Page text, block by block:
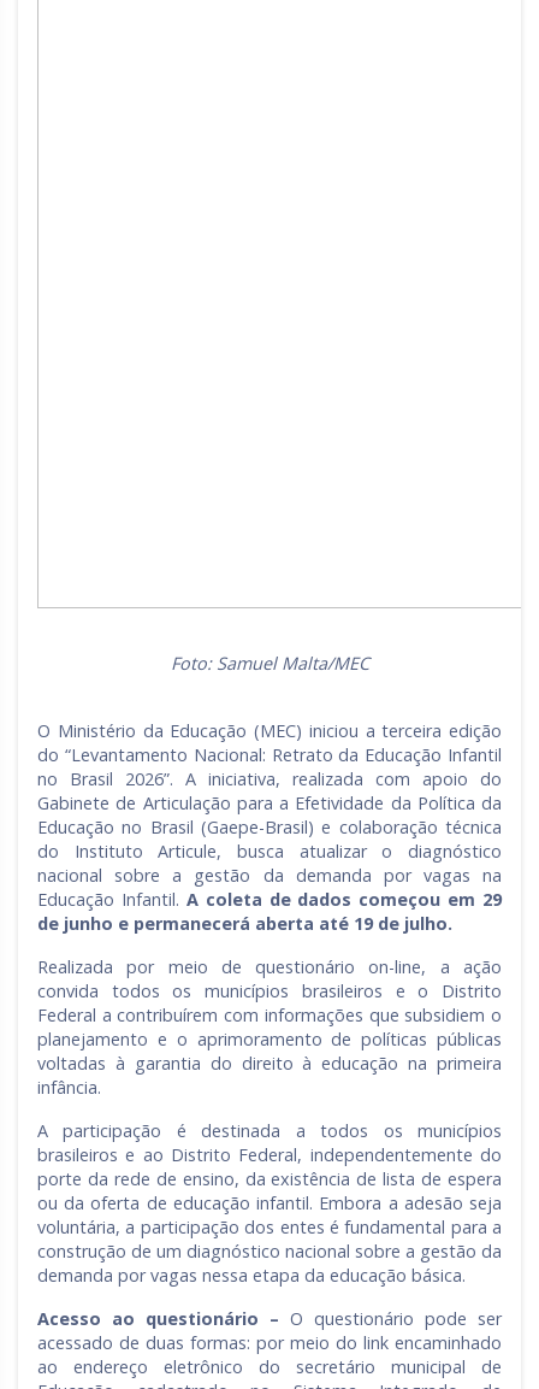
Foto: Samuel Malta/MEC
O Ministério da Educação (MEC) iniciou a terceira edição
do “Levantamento Nacional: Retrato da Educação Infantil
no Brasil 2026”. A iniciativa, realizada com apoio do
Gabinete de Articulação para a Efetividade da Política da
Educação no Brasil (Gaepe-Brasil) e colaboração técnica
do Instituto Articule, busca atualizar o diagnóstico
nacional sobre a gestão da demanda por vagas na
Educação Infantil. A coleta de dados começou em 29
de junho e permanecerá aberta até 19 de julho.
Realizada por meio de questionário on-line, a ação
convida todos os municípios brasileiros e o Distrito
Federal a contribuírem com informações que subsidiem o
planejamento e o aprimoramento de políticas públicas
voltadas à garantia do direito à educação na primeira
infância.
A participação é destinada a todos os municípios
brasileiros e ao Distrito Federal, independentemente do
porte da rede de ensino, da existência de lista de espera
ou da oferta de educação infantil. Embora a adesão seja
voluntária, a participação dos entes é fundamental para a
construção de um diagnóstico nacional sobre a gestão da
demanda por vagas nessa etapa da educação básica.
Acesso ao questionário – O questionário pode ser
acessado de duas formas: por meio do link encaminhado
ao endereço eletrônico do secretário municipal de